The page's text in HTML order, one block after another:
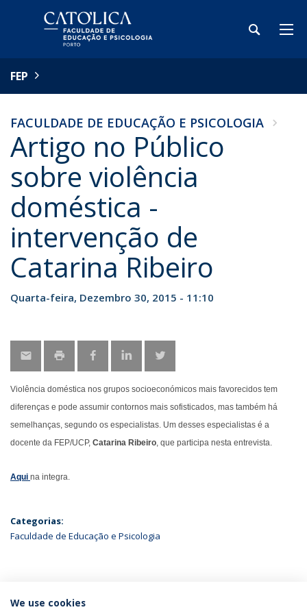
FEP
FACULDADE DE EDUCAÇÃO E PSICOLOGIA
Artigo no Público
sobre violência
doméstica -
intervenção de
Catarina Ribeiro
Quarta-feira, Dezembro 30, 2015 - 11:10
Violência doméstica nos grupos socioeconómicos mais favorecidos tem
diferenças e pode assumir contornos mais sofisticados, mas também há
semelhanças, segundo os especialistas. Um desses especialistas é a
docente da FEP/UCP, Catarina Ribeiro, que participa nesta entrevista.
Aqui na integra.
Categorias:
Faculdade de Educação e Psicologia
ÚLTIMAS NOTÍCIAS
We use cookies